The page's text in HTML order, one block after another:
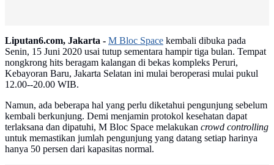
Liputan6.com, Jakarta - M Bloc Space kembali dibuka pada
Senin, 15 Juni 2020 usai tutup sementara hampir tiga bulan. Tempat
nongkrong hits beragam kalangan di bekas kompleks Peruri,
Kebayoran Baru, Jakarta Selatan ini mulai beroperasi mulai pukul
12.00--20.00 WIB.
Namun, ada beberapa hal yang perlu diketahui pengunjung sebelum
kembali berkunjung. Demi menjamin protokol kesehatan dapat
terlaksana dan dipatuhi, M Bloc Space melakukan crowd controlling
untuk memastikan jumlah pengunjung yang datang setiap harinya
hanya 50 persen dari kapasitas normal.